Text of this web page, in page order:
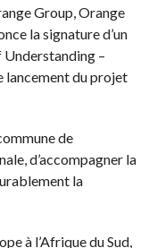
Group, Orange
la signature d’un
–
lancement du projet
de
d’accompagner la
la
à l’Afrique du Sud,